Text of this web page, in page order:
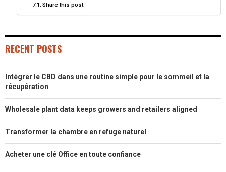
) Share this post:
RECENT POSTS
Intégrer le CBD dans une routine simple pour le sommeil et la
récupération
Wholesale plant data keeps growers and retailers aligned
Transformer la chambre en refuge naturel
Acheter une clé Office en toute confiance